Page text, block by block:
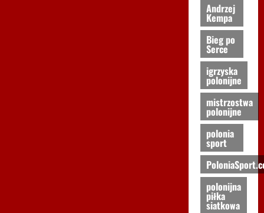
Andrzej
Kempa
Bieg po
Serce
igrzyska
polonijne
mistrzostwa
polonijne
polonia
sport
polonijna
piłka
siatkowa